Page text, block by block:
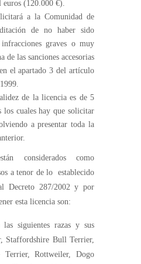
(120.000 €).
a la Comunidad de
de no haber sido
graves o muy
de las sanciones accesorias
el apartado 3 del artículo
de la licencia es de 5
los cuales hay que solicitar
a presentar toda la
considerados como
a tenor de lo establecido
Decreto 287/2002 y por
esta licencia son:
siguientes razas y sus
Staffordshire Bull Terrier,
Terrier, Rottweiler, Dogo